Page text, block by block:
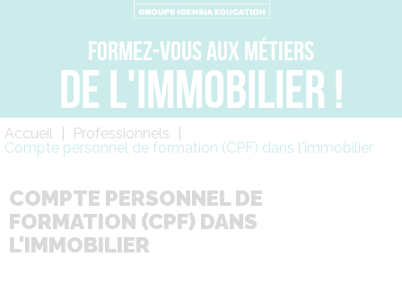
FORMEZ-VOUS AUX MÉTIERS
DE L'IMMOBILIER !
Fil
d'Ariane
Accueil
Professionnels
Compte personnel de formation (CPF) dans l'immobilier
COMPTE PERSONNEL DE
FORMATION (CPF) DANS
L'IMMOBILIER